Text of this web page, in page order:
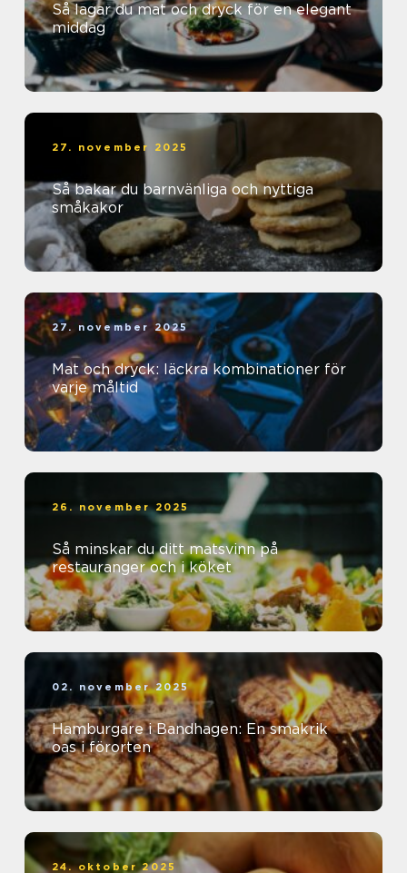
Så lagar du mat och dryck för en elegant
middag
27. november 2025
Så bakar du barnvänliga och nyttiga
småkakor
27. november 2025
Mat och dryck: läckra kombinationer för
varje måltid
26. november 2025
Så minskar du ditt matsvinn på
restauranger och i köket
02. november 2025
Hamburgare i Bandhagen: En smakrik
oas i förorten
24. oktober 2025